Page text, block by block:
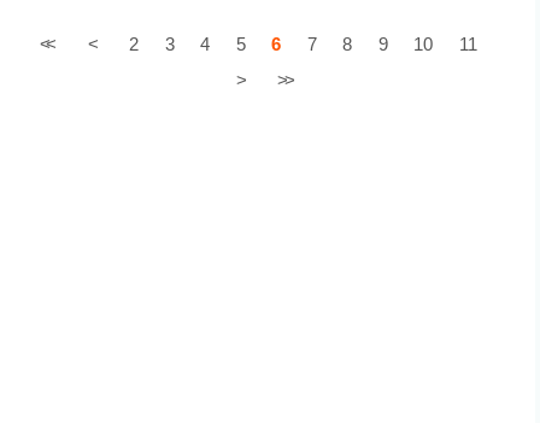
<< < 2 3 4 5 6 7 8 9 10
11
>
>>